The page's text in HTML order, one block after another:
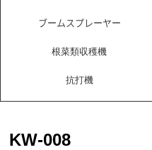
ブームスプレーヤー
根菜類収穫機
抗打機
KW-008